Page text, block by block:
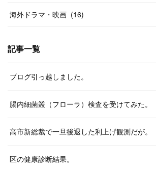
海外ドラマ・映画 (16)
記事一覧
ブログ引っ越しました。
腸内細菌叢（フローラ）検査を受けてみた。
高市新総裁で一旦後退した利上げ観測だが。
区の健康診断結果。